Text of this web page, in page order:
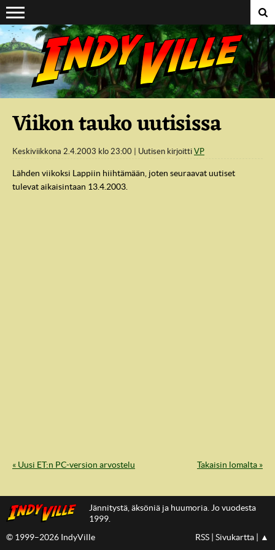
Suoraan sisältöön
Viikon tauko uutisissa
Keskiviikkona 2.4.2003 klo 23:00 Uutisen kirjoitti VP
Lähden viikoksi Lappiin hiihtämään, joten seuraavat uutiset
tulevat aikaisintaan 13.4.2003.
« Uusi ET:n PC-version arvostelu Takaisin lomalta »
Jännitystä, äksöniä ja huumoria. Jo vuodesta
1999.
© 1999–2026 IndyVille
RSS Sivukartta ▲